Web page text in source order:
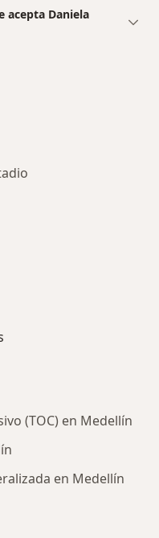
acepta Daniela
(TOC) en Medellín
en Medellín